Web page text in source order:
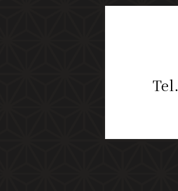
Tel.